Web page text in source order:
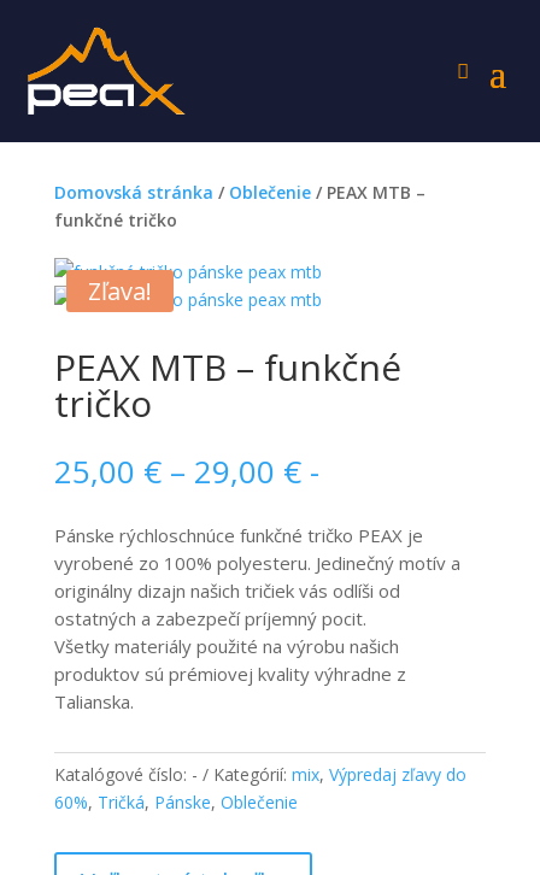
Domovská stránka / Oblečenie/ PEAX MTB –
funkčné tričko
Zľava!
PEAX MTB – funkčné
tričko
25,00 € – 29,00 €Price
range:
25,00 €
through
29,00 €
-
Pánske rýchloschnúce funkčné tričko PEAX je
vyrobené zo 100% polyesteru. Jedinečný motív a
originálny dizajn našich tričiek vás odlíši od
ostatných a zabezpečí príjemný pocit.
Všetky materiály použité na výrobu našich
produktov sú prémiovej kvality výhradne z
Talianska.
Katalógové číslo: - Kategórií: mix, Výpredaj zľavy do
60%, Tričká, Pánske, Oblečenie